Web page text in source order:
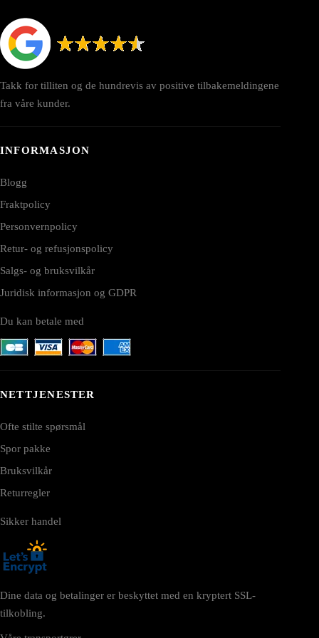
Takk for tilliten og de hundrevis av positive tilbakemeldingene
fra våre kunder.
INFORMASJON
Blogg
Fraktpolicy
Personvernpolicy
Retur- og refusjonspolicy
Salgs- og bruksvilkår
Juridisk informasjon og GDPR
Du kan betale med
NETTJENESTER
Ofte stilte spørsmål
Spor pakke
Bruksvilkår
Returregler
Sikker handel
Dine data og betalinger er beskyttet med en kryptert SSL-
tilkobling.